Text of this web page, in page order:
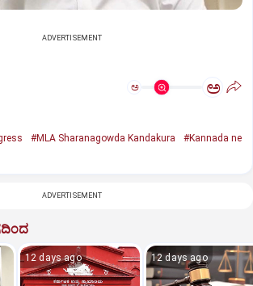
ADVERTISEMENT
ಅ ಅ
#MLA Sharanagowda Kandakura
#Kannada ne
ADVERTISEMENT
12 days ago 12 days ago